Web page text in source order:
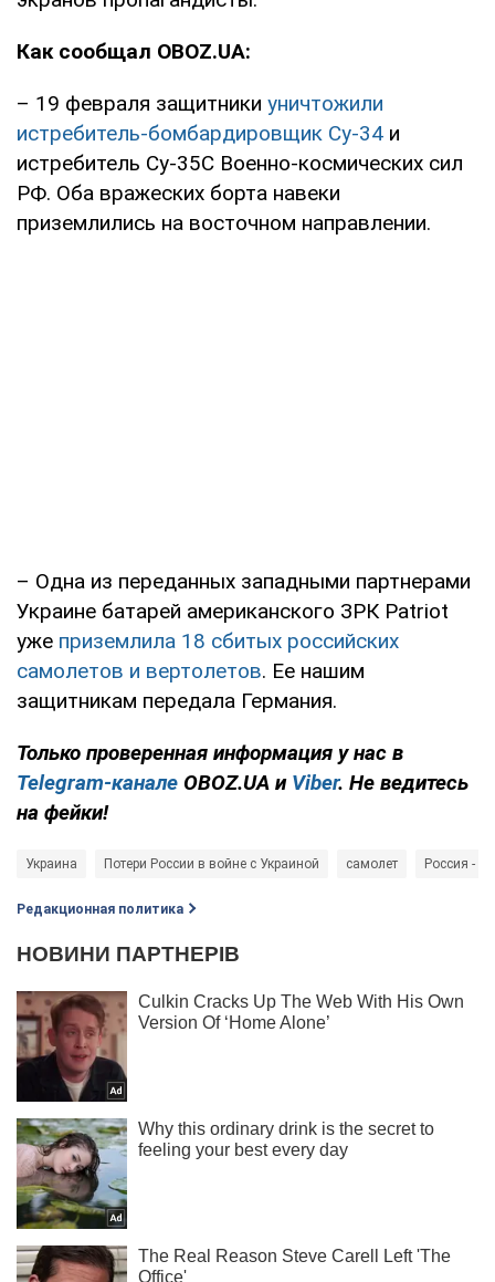
Как сообщал OBOZ.UA:
– 19 февраля защитники уничтожили
истребитель-бомбардировщик Су-34 и
истребитель Су-35С Военно-космических сил
РФ. Оба вражеских борта навеки
приземлились на восточном направлении.
– Одна из переданных западными партнерами
Украине батарей американского ЗРК Patriot
уже приземлила 18 сбитых российских
самолетов и вертолетов. Ее нашим
защитникам передала Германия.
Только проверенная информация у нас в
Telegram-канале OBOZ.UA и Viber. Не ведитесь
на фейки!
Украина Потери России в войне с Украиной самолет Россия -
Редакционная политика